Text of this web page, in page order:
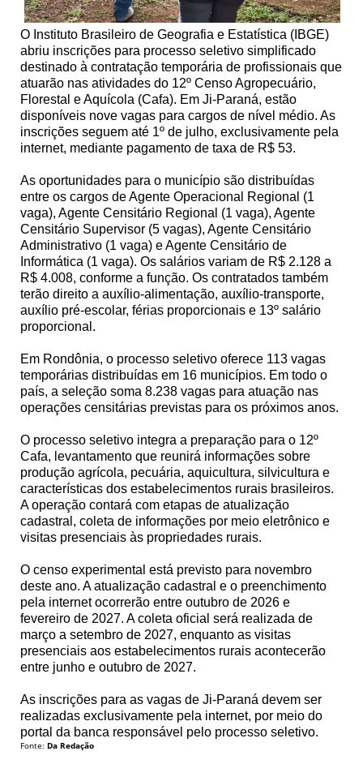
O Instituto Brasileiro de Geografia e Estatística (IBGE)
abriu inscrições para processo seletivo simplificado
destinado à contratação temporária de profissionais que
atuarão nas atividades do 12º Censo Agropecuário,
Florestal e Aquícola (Cafa). Em Ji-Paraná, estão
disponíveis nove vagas para cargos de nível médio. As
inscrições seguem até 1º de julho, exclusivamente pela
internet, mediante pagamento de taxa de R$ 53.
As oportunidades para o município são distribuídas
entre os cargos de Agente Operacional Regional (1
vaga), Agente Censitário Regional (1 vaga), Agente
Censitário Supervisor (5 vagas), Agente Censitário
Administrativo (1 vaga) e Agente Censitário de
Informática (1 vaga). Os salários variam de R$ 2.128 a
R$ 4.008, conforme a função. Os contratados também
terão direito a auxílio-alimentação, auxílio-transporte,
auxílio pré-escolar, férias proporcionais e 13º salário
proporcional.
Em Rondônia, o processo seletivo oferece 113 vagas
temporárias distribuídas em 16 municípios. Em todo o
país, a seleção soma 8.238 vagas para atuação nas
operações censitárias previstas para os próximos anos.
O processo seletivo integra a preparação para o 12º
Cafa, levantamento que reunirá informações sobre
produção agrícola, pecuária, aquicultura, silvicultura e
características dos estabelecimentos rurais brasileiros.
A operação contará com etapas de atualização
cadastral, coleta de informações por meio eletrônico e
visitas presenciais às propriedades rurais.
O censo experimental está previsto para novembro
deste ano. A atualização cadastral e o preenchimento
pela internet ocorrerão entre outubro de 2026 e
fevereiro de 2027. A coleta oficial será realizada de
março a setembro de 2027, enquanto as visitas
presenciais aos estabelecimentos rurais acontecerão
entre junho e outubro de 2027.
As inscrições para as vagas de Ji-Paraná devem ser
realizadas exclusivamente pela internet, por meio do
portal da banca responsável pelo processo seletivo.
Fonte: Da Redação